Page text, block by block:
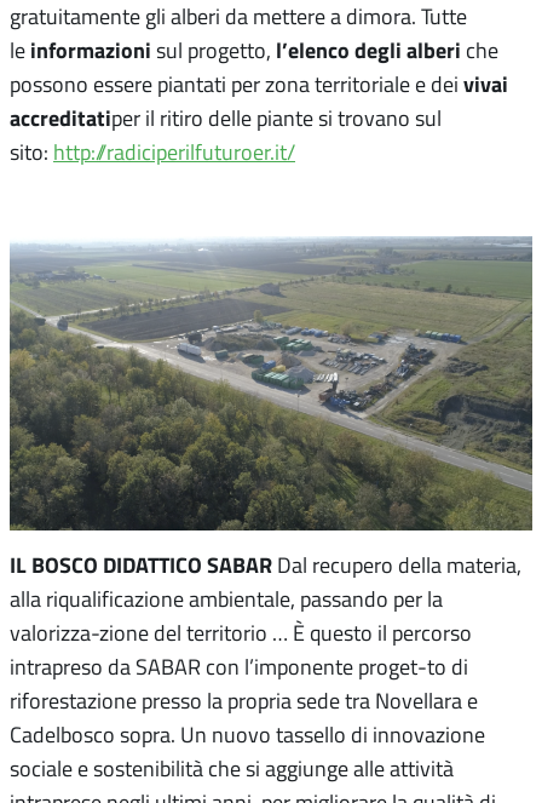
gratuitamente gli alberi da mettere a dimora. Tutte
le informazioni sul progetto, l’elenco degli alberi che
possono essere piantati per zona territoriale e dei vivai
accreditatiper il ritiro delle piante si trovano sul
sito: http://radiciperilfuturoer.it/
IL BOSCO DIDATTICO SABAR Dal recupero della materia,
alla riqualificazione ambientale, passando per la
valorizza-zione del territorio … È questo il percorso
intrapreso da SABAR con l’imponente proget-to di
riforestazione presso la propria sede tra Novellara e
Cadelbosco sopra. Un nuovo tassello di innovazione
sociale e sostenibilità che si aggiunge alle attività